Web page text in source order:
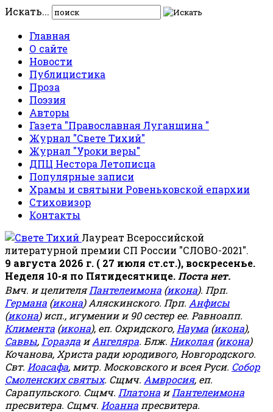
Искать...
Главная
О сайте
Новости
Публицистика
Проза
Поэзия
Авторы
Газета "Православная Луганщина "
Журнал "Свете Тихий"
Журнал "Уроки веры"
ДПЦ Нестора Летописца
Популярные записи
Храмы и святыни Ровеньковской епархии
Стиховизор
Контакты
Лауреат Всероссийской
литературной премии СП России "СЛОВО-2021".
9 августа 2026 г. ( 27 июля ст.ст.), воскресенье.
Неделя 10-я по Пятидесятнице. Поста нет.
Вмч. и целителяПантелеимона (икона). Прп.
Германа (икона) Аляскинского. Прп. Анфисы
(икона) исп., игумении и 90 сестер ее. Равноапп.
Климента (икона), еп. Охридского, Наума (икона),
Саввы, Горазда иАнгеляра. Блж. Николая(икона)
Кочанова, Христа ради юродивого, Новгородского.
Свт. Иоасафа, митр. Московского и всея Руси. Собор
Смоленских святых. Сщмч. Амвросия, еп.
Сарапульского. Сщмч. Платона иПантелеимона
пресвитера. Сщмч. Иоанна пресвитера.